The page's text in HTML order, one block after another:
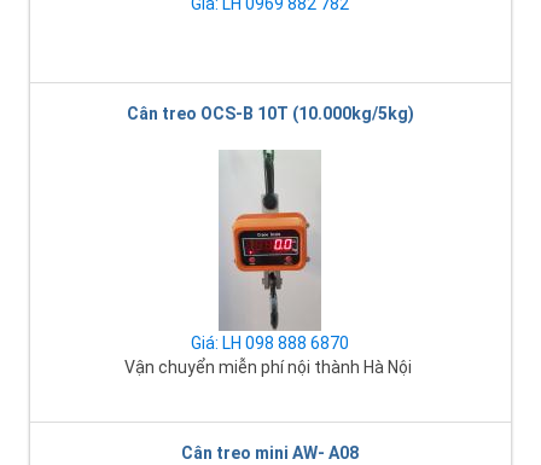
Giá: LH 0969 882 782
Cân treo OCS-B 10T (10.000kg/5kg)
Giá: LH 098 888 6870
Vận chuyển miễn phí nội thành Hà Nội
Cân treo mini AW- A08